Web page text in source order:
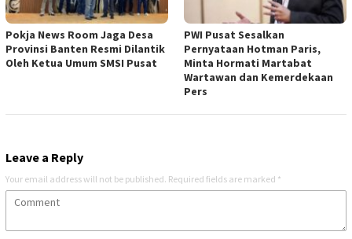
Pokja News Room Jaga Desa
Provinsi Banten Resmi Dilantik
Oleh Ketua Umum SMSI Pusat
PWI Pusat Sesalkan
Pernyataan Hotman Paris,
Minta Hormati Martabat
Wartawan dan Kemerdekaan
Pers
Leave a Reply
Your email address will not be published. Required fields are marked *